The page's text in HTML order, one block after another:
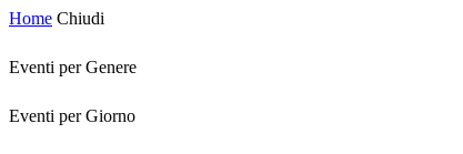
Home Chiudi
Eventi per Genere
Eventi per Giorno